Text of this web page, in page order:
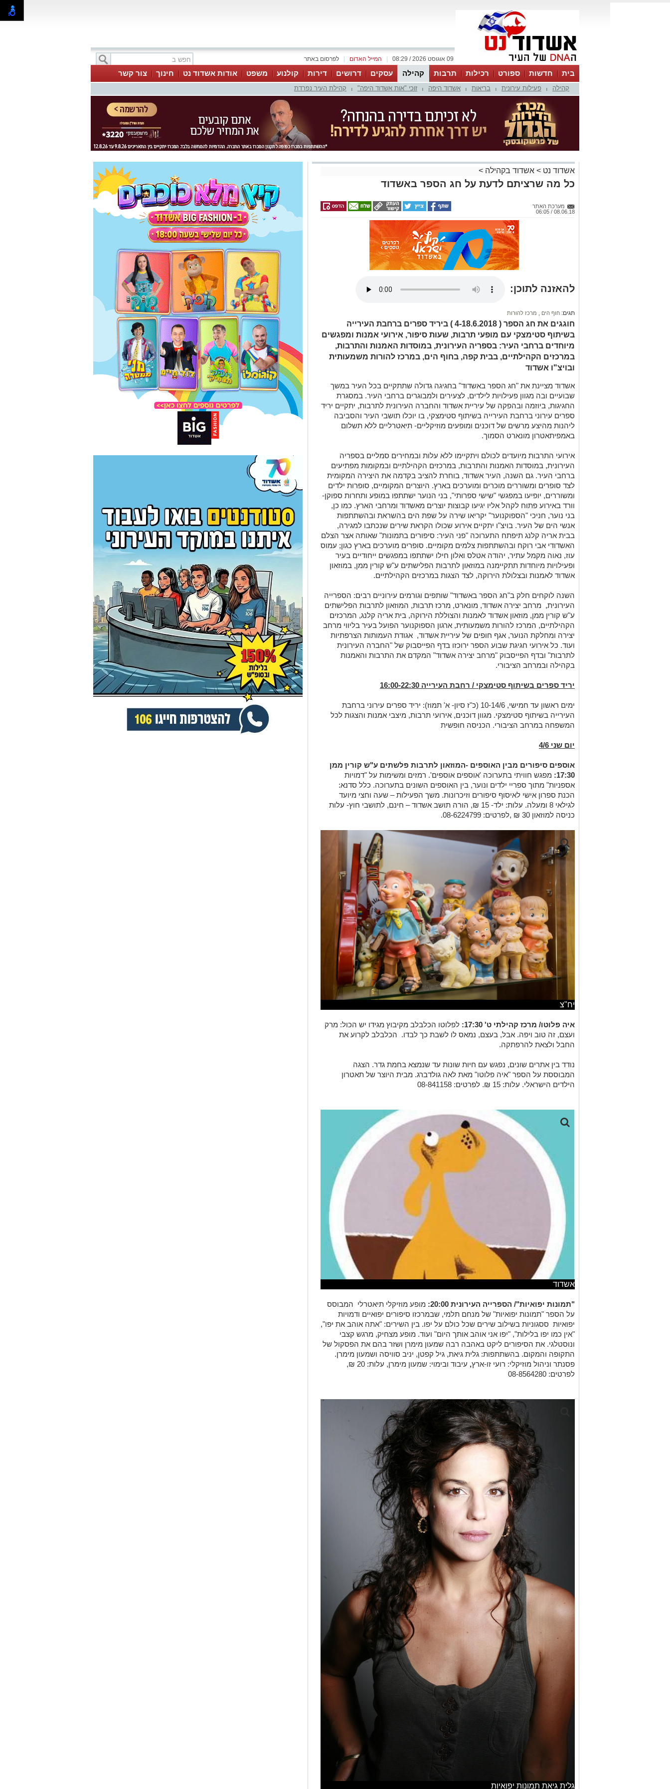
לפרסום באתר המייל האדום 09 אוגוסט 2026 / 08:29
בית חדשות ספורט רכילות תרבות קהילה עסקים דרושים דירות קולנוע משפט אודות אשדוד נט חינוך צור קשר
קהילה פעילות עירונית בריאות אשדוד היפה זוכי "אות אשדוד היפה" קהילת העיר נפרדת
אשדוד נט > אשדוד בקהילה >
כל מה שרציתם לדעת על חג הספר באשדוד
מערכת האתר
08.06.18 / 06:05
להאזנה לתוכן:
תגים: חוף הים מרכז להורות
חוגגים את חג הספר ( 4-18.6.2018 ) ביריד ספרים ברחבת העירייה
בשיתוף סטימצקי עם מופעי תרבות, שעות סיפור, אירועי אמנות ומפגשים
מיוחדים ברחבי העיר: בספריה העירונית, במוסדות האמנות והתרבות,
במרכזים הקהילתיים, בבית קפה, בחוף הים, במרכז להורות משמעותית
ובויצ"ו אשדוד
אשדוד מציינת את "חג הספר באשדוד" בחגיגה גדולה שתתקיים בכל העיר במשך
שבועיים ובה מגוון פעילויות לילדים, לצעירים ולמבוגרים ברחבי העיר. במסגרת
החגיגות, ביוזמה ובהפקה של עיריית אשדוד והחברה העירונית לתרבות, יתקיים יריד
ספרים עירוני ברחבת העירייה בשיתוף סטימצקי, בו יוכלו תושבי העיר והסביבה
ליהנות מהיצע מרשים של דוכנים ומופעים מוזיקליים- תיאטרליים ללא תשלום
באמפיתאטרון מונארט הסמוך.
אירועי התרבות מיועדים לכולם ויתקיימו ללא עלות ובמחירים סמליים בספריה
העירונית, במוסדות האמנות והתרבות, במרכזים הקהילתיים ובמקומות מפתיעים
ברחבי העיר. גם השנה, העיר אשדוד, בוחרת להציב בקדמה את היצירה המקומית
לצד סופרים ומשוררים מוכרים ומוערכים בארץ. היוצרים המקומיים, סופרות ילדים
ומשוררים, יופיעו במפגשי "שישי ספרותי", בני הנוער ישתתפו במופע ותחרות ספוקן-
וורד באירוע פתוח לקהל אליו יגיעו קבוצות יוצרים מאשדוד ומרחבי הארץ. כמו כן,
בני נוער, חניכי "הספוקנוער" יקריאו שירה על שפת הים בהשראת ובהשתתפות
אנשי הים של העיר. בויצ"ו יתקיים אירוע שכולו הקראת שירים שנכתבו למגירה,
בבית אריה קלנג תיפתח התערוכה "פני העיר: סיפורים בתמונות" שאותה אצר הצלם
האשדודי אבי רוקח ובהשתתפות צלמים מקומיים. סופרים מוערכים בארץ כגון; עמוס
עוז, נאוה מקמל עתיר, יהודה אטלס ואלון חילו ישתתפו במפגשים ייחודיים בעיר
ופעילויות מיוחדות תתקיימנה במוזאון לתרבות הפלישתים ע"ש קורין ממן, במוזאון
אשדוד לאמנות ובצלולת הירוקה, לצד הצגות במרכזים הקהילתיים.
השנה לוקחים חלק ב"חג הספר באשדוד" שותפים וגורמים עירוניים רבים: הספרייה
העירונית, מרחב יצירה אשדוד, מונארט, מרכז תרבות, המוזאון לתרבות הפלישתים
ע"ש קורין ממן, מוזאון אשדוד לאמנות והצוללת הירוקה, בית אריה קלנג, המרכזים
הקהילתיים, המרכז להורות משמעותית, ארגון הספוקנוער הפועל בעיר בליווי מרחב
יצירה ומחלקת הנוער, אגף חופים של עיריית אשדוד, אגודת העמותות הצרפתיות
ועוד. כל אירועי חגיגת שבוע הספר ירוכזו בדף הפייסבוק של "החברה העירונית
לתרבות" ובדף הפייסבוק "מרחב יצירה אשדוד" המקדם את התרבות והאמנות
בקהילה ובמרחב הציבורי.
יריד ספרים בשיתוף סטימצקי / רחבת העירייה 16:00-22:30
ימים ראשון עד חמישי, 10-14/6 (כ"ז סיון- א' תמוז): יריד ספרים עירוני ברחבת
העירייה בשיתוף סטימצקי. מגוון דוכנים, אירועי תרבות, מיצבי אמנות והצגות לכל
המשפחה במרחב הציבורי. הכניסה חופשית
יום שני 4/6
אוספים סיפורים מבין האוספים -המוזאון לתרבות פלשתים ע"ש קורין ממן
17:30:
מפגש חוויתי בתערוכה 'אוספים אוספים'. רמזים ומשימות על "דמויות
אספניות" מתוך ספריי ילדים ונוער, בין האוספים השונים בתערוכה. כלל סדנא:
הכנת ספרון אישי לאיסוף סיפורים וזיכרונות. משך הפעילות – שעה וחצי מיועד
לגילאי 8 ומעלה. עלות: ילד- 15 ₪, הורה תושב אשדוד – חינם, לתושבי חוץ- עלות
כניסה למוזאון 30 ₪ ,לפרטים: 08-6224799.
יח"צ
איה פלוטו/ מרכז קהילתי ט' 17:30:
לפלוטו הכלבלב מקיבוץ מגידו יש הכול: מרק
ועצם, זה טוב ויפה. אבל, בעצם, נמאס לו לשבת כך לבדו. הכלבלב לקרוע את
החבל ולצאת להרפתקה.
נודד בין אתרים שונים, נפגש עם חיות שונות עד שנמצא בחמת גדר. הצגה
המבוססת על הספר "איה פלוטו" מאת לאה גולדברג. מבית היוצר של תאטרון
הילדים הישראלי. עלות: 15 ₪. לפרטים: 08-841158
אשדוד
"תמונות יפואיות"/ הספרייה העירונית 20:00:
מופע מוזיקלי תיאטרלי המבוסס
על הספר "תמונות יפואיות" של מנחם תלמי, שבמרכזו סיפורים יפואיים ודמויות
יפואיות ססגוניות בשילוב שירים שכל כולם על יפו. בין השירים: "אתה אוהב את יפו",
"אין כמו יפו בלילות", "יפו אני אוהב אותך היום" ועוד. מופע מצחיק, מרגש קצבי
ונוסטלגי. את הסיפורים ליקט באהבה רבה שמעון מימרן ושזר בהם את הפסקול של
התקופה והמקום. בהשתתפות: גלית גיאת, גיל קפטן, יניב סוויסה ושמעון מימרן.
פסנתר וניהול מוזיקלי: רועי זו-ארץ,
עיבוד ובימוי: שמעון מימרן, עלות: 20 ₪,
לפרטים: 08-8564280
גלית גיאת תמונות יפואיות